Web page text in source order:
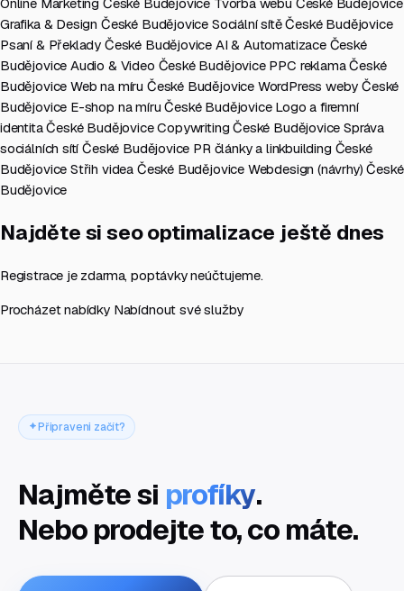
Online Marketing České Budějovice Tvorba webu České Budějovice
Grafika & Design České Budějovice Sociální sítě České Budějovice
Psaní & Překlady České Budějovice AI & Automatizace České
BudějoviceAudio & Video České Budějovice PPC reklama České
BudějoviceWeb na míru České Budějovice WordPress weby České
Budějovice E-shop na míru České Budějovice Logo a firemní
identita České BudějoviceCopywriting České BudějoviceSpráva
sociálních sítí České Budějovice PR články a linkbuilding České
BudějoviceStřih videa České Budějovice Webdesign (návrhy) České
Budějovice
Najděte si seo optimalizace ještě dnes
Registrace je zdarma, poptávky neúčtujeme.
Procházet nabídky Nabídnout své služby
Připraveni začít?
Najměte si profíky.
Nebo prodejte to, co máte.